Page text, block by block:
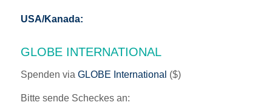
USA/Kanada:
GLOBE INTERNATIONAL
Spenden via GLOBE International ($)
Bitte sende Scheckes an: